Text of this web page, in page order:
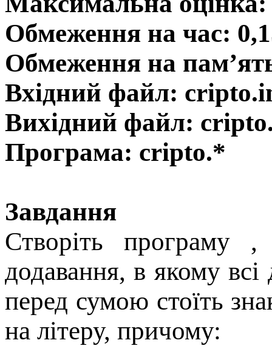
Обмеження на час:
Обмеження на
Вхідний файл:
Вихідний файл:
Програма: cripto.*
Завдання
Створiть програму
додавання, в якому
перед сумою стоїть
на лiтеру, причому: